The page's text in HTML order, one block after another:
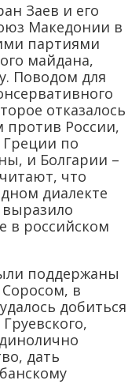
Заев и его
Македонии в
партиями
майдана,
Поводом для
отказалось
против России,
Греции по
и Болгарии –
что
диалекте
выразило
в российском
поддержаны
в
добиться
дать